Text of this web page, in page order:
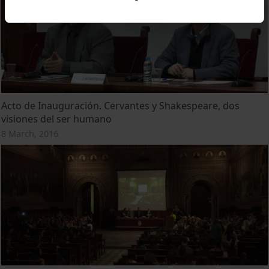
Acto de Inauguración. Cervantes y Shakespeare, dos
visiones del ser humano
8 March, 2016